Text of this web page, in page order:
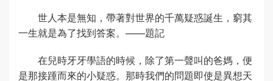
世人本是無知，帶著對世界的千萬疑惑誕生，窮其
一生就是為了找到答案。——題記
在兒時牙牙學語的時候，除了第一聲叫的爸媽，便
是那接踵而來的小疑惑。那時我們的問題即使是異想天